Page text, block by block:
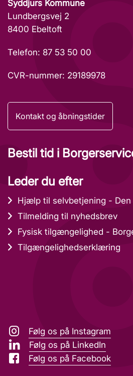
Syddjurs Kommune
Lundbergsvej 2
8400 Ebeltoft
Telefon: 87 53 50 00
CVR-nummer: 29189978
Kontakt og åbningstider
Bestil tid i
Leder du efter
Hjælp til selvbetjening - Den
Tilmelding til nyhedsbrev
Fysisk tilgængelighed -
Tilgængelighedserklæring
Følg os på Instagram
Følg os på LinkedIn
Følg os på Facebook